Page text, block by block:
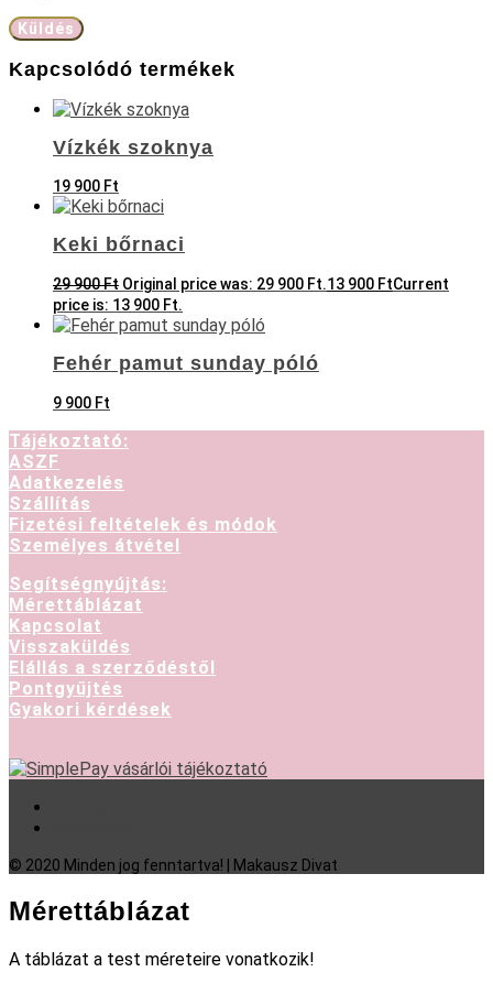
Kapcsolódó termékek
Vízkék szoknya
19 900 Ft
Keki bőrnaci
29 900Ft Original price was: 29 900 Ft.13 900 FtCurrent
price is: 13 900 Ft.
Fehér pamut sunday póló
9 900 Ft
Tájékoztató:
ASZF
Adatkezelés
Szállítás
Fizetési feltételek és módok
Személyes átvétel
Segítségnyújtás:
Mérettáblázat
Kapcsolat
Visszaküldés
Elállás a szerződéstől
Pontgyűjtés
Gyakori kérdések
© 2020 Minden jog fenntartva! | Makausz Divat
Mérettáblázat
A táblázat a test méreteire vonatkozik!